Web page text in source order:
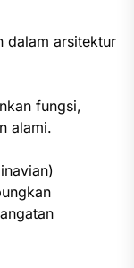
dalam arsitektur
fungsi,
alami.